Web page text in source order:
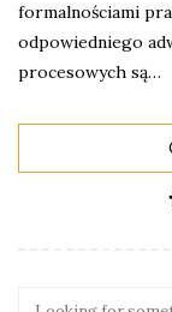
formalnościami
odpowiedniego
procesowych są…